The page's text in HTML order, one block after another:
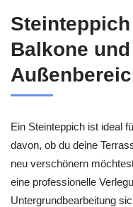
Balkone
Ein Steinteppich ist ideal
davon, ob du deine
neu verschönern
eine professionelle
Untergrundbearbeitung